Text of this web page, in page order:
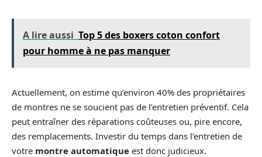
A lire aussi Top 5 des boxers coton confort
pour homme à ne pas manquer
Actuellement, on estime qu’environ 40% des propriétaires
de montres ne se soucient pas de l’entretien préventif. Cela
peut entraîner des réparations coûteuses ou, pire encore,
des remplacements. Investir du temps dans l’entretien de
votre montre automatique est donc judicieux.